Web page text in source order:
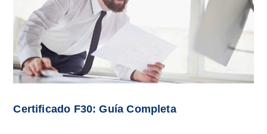
Certificado F30: Guía Completa